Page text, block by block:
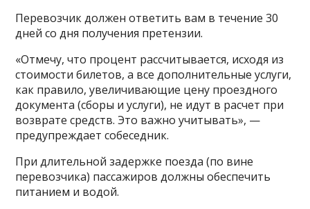
Перевозчик должен ответить вам в течение 30
дней со дня получения претензии.
«Отмечу, что процент рассчитывается, исходя из
стоимости билетов, а все дополнительные услуги,
как правило, увеличивающие цену проездного
документа (сборы и услуги), не идут в расчет при
возврате средств. Это важно учитывать», —
предупреждает собеседник.
При длительной задержке поезда (по вине
перевозчика) пассажиров должны обеспечить
питанием и водой.